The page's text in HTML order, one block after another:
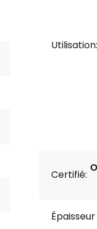
Utilisation:
Certifié:
Épaisseur